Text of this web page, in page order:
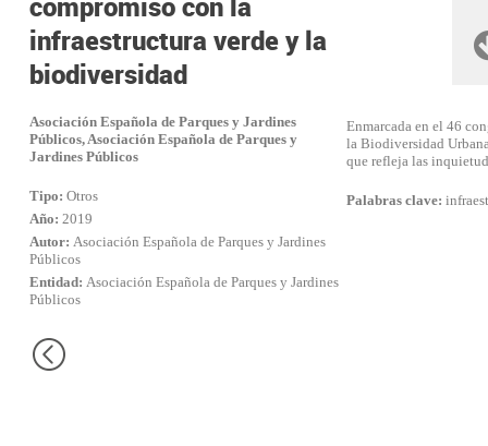
infraestructura verde y la
biodiversidad
Asociación Española de Parques y Jardines
Públicos, Asociación Española de Parques y
Jardines Públicos
Tipo: Otros
Año: 2019
Autor: Asociación Española de Parques y Jardines
Públicos
Entidad: Asociación Española de Parques y Jardines
Públicos
Enmarcada en el 46
la Biodiversidad
que refleja las
Palabras clave: